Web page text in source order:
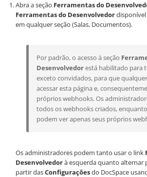
Abra a seção Ferramentas do
Ferramentas do Desenvolvedor
em qualquer seção (Salas, Documentos).
Por padrão, o acesso à seção
Desenvolvedorestá habilitado para
exceto convidados, para que
acessar esta página e,
próprios webhooks. Os
todos os webhooks criados,
podem ver apenas seus próprios
Os administradores podem tanto usar o link
Desenvolvedorà esquerda quanto alternar
partir dasConfiguraçõesdo DocSpace